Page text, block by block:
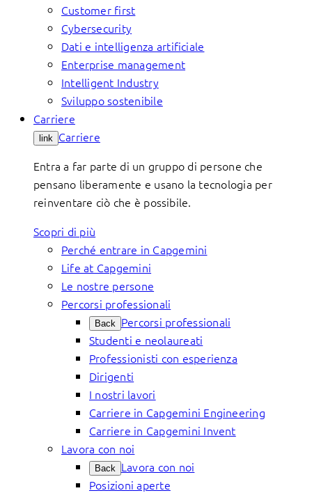
Customer first
Cybersecurity
Dati e intelligenza artificiale
Enterprise management
Intelligent Industry
Sviluppo sostenibile
Carriere
link Carriere
Entra a far parte di un gruppo di persone che
pensano liberamente e usano la tecnologia per
reinventare ciò che è possibile.
Scopri di più
Perché entrare in Capgemini
Life at Capgemini
Le nostre persone
Percorsi professionali
Back Percorsi professionali
Studenti e neolaureati
Professionisti con esperienza
Dirigenti
I nostri lavori
Carriere in Capgemini Engineering
Carriere in Capgemini Invent
Lavora con noi
Back Lavora con noi
Posizioni aperte